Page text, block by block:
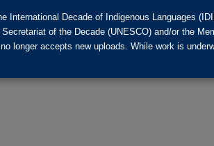
Decade of Indigenous Languages
of the Decade (UNESCO) and/or the
longer accepts new uploads. While work is